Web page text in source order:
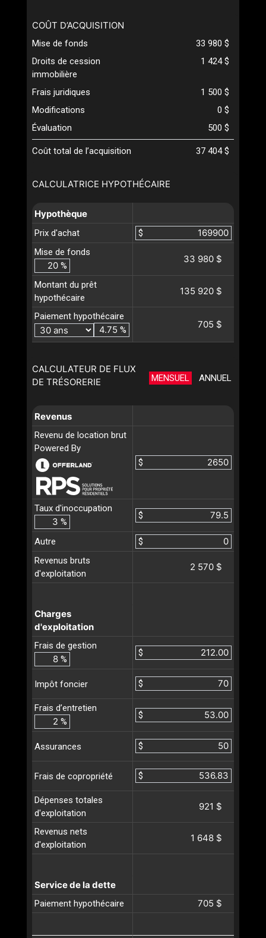
CALCULATRICE HYPOTHÉCAIRE
Hypothèque
Prix d'achat
$
Mise de fonds
%
33 980 $
Montant du prêt
hypothécaire
135 920 $
Paiement hypothécaire
%
705 $
CALCULATEUR DE FLUX
DE TRÉSORERIE
MENSUEL ANNUEL
Revenus
Revenu de location brut
Powered By
$
Taux d'inoccupation
%
$
Autre
$
Revenus bruts
d'exploitation
2 570 $
Charges
d'exploitation
Frais de gestion
%
$
Impôt foncier $
Frais d’entretien
%
$
Assurances $
Frais de copropriété $
Dépenses totales
d'exploitation
921 $
Revenus nets
d'exploitation
1 648 $
Service de la dette
Paiement hypothécaire 705 $
COÛT D’ACQUISITION
Mise de fonds
33 980 $
Droits de cession
immobilière
1 424 $
Frais juridiques
1 500 $
Modifications
0 $
Évaluation
500 $
Coût total de l’acquisition 37 404 $